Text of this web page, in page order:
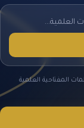
المفتاحية العلمية